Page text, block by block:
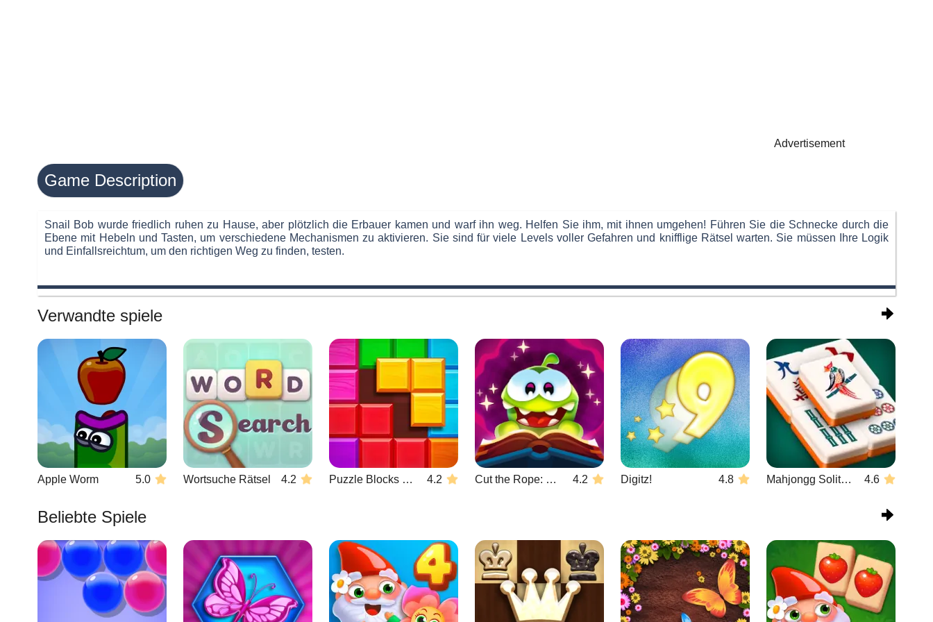
Advertisement
Game Description
Snail Bob wurde friedlich ruhen zu Hause, aber plötzlich die Erbauer kamen und warf ihn weg. Helfen Sie ihm, mit ihnen umgehen! Führen Sie die Schnecke durch die
Ebene mit Hebeln und Tasten, um verschiedene Mechanismen zu aktivieren. Sie sind für viele Levels voller Gefahren und knifflige Rätsel warten. Sie müssen Ihre Logik
und Einfallsreichtum, um den richtigen Weg zu finden, testen.
Verwandte spiele
Apple Worm 5.0 Wortsuche Rätsel 4.2 Puzzle Blocks Classic 4.2 Cut the Rope: Magic 4.2 Digitz! 4.8 Mahjongg Solitaire 4.6
Beliebte Spiele